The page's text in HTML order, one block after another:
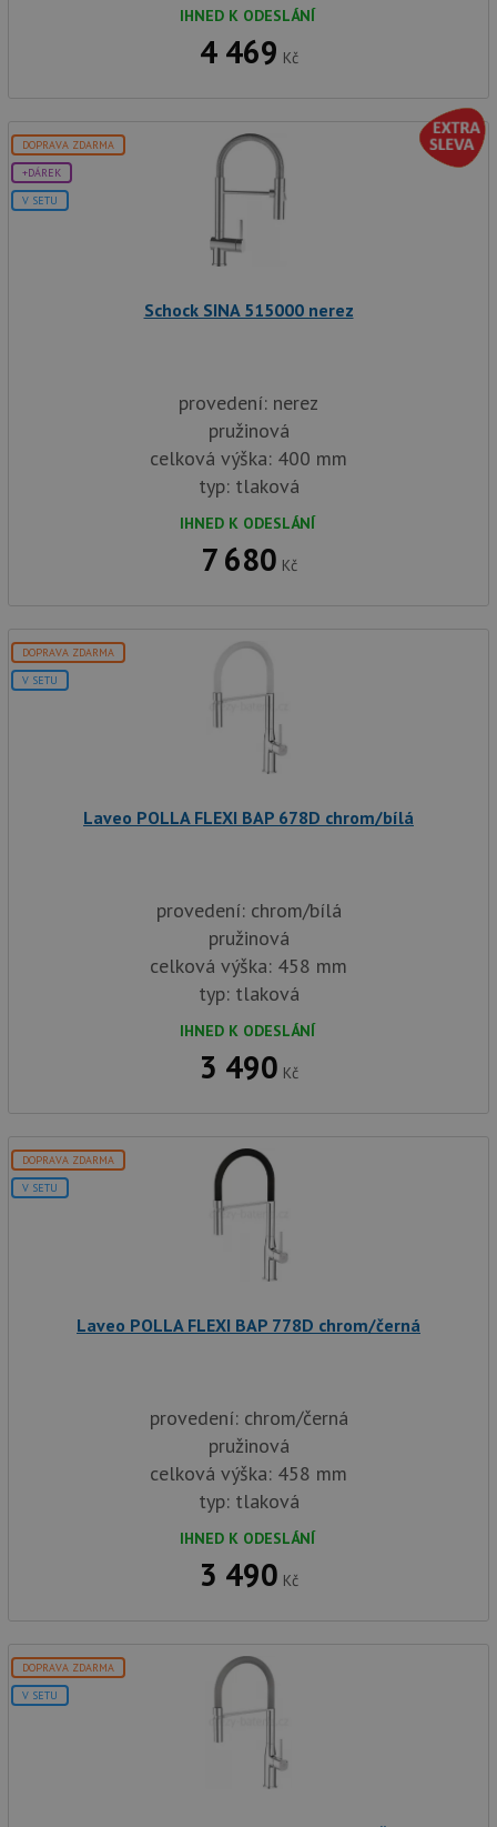
IHNED K ODESLÁNÍ
4 469 Kč
DOPRAVA ZDARMA
+DÁREK
V SETU
Schock SINA 515000 nerez
provedení: nerez
pružinová
celková výška: 400 mm
typ: tlaková
IHNED K ODESLÁNÍ
7 680 Kč
DOPRAVA ZDARMA
V SETU
Laveo POLLA FLEXI BAP 678D chrom/bílá
provedení: chrom/bílá
pružinová
celková výška: 458 mm
typ: tlaková
IHNED K ODESLÁNÍ
3 490 Kč
DOPRAVA ZDARMA
V SETU
Laveo POLLA FLEXI BAP 778D chrom/černá
provedení: chrom/černá
pružinová
celková výška: 458 mm
typ: tlaková
IHNED K ODESLÁNÍ
3 490 Kč
DOPRAVA ZDARMA
V SETU